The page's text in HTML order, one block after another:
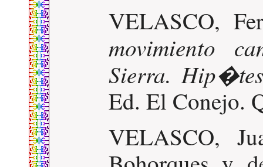
VELASCO,
movimiento
Sierra.
Ed. El Conejo.
VELASCO,